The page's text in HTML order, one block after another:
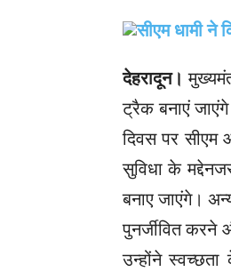
देहरादून।
ट्रैक बनाएं
दिवस पर सीएम
सुविधा के
बनाए जाएंगे।
पुनर्जीवित करने
उन्होंने